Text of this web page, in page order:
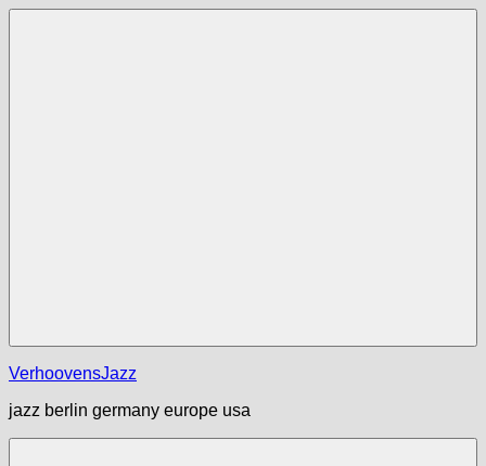
Zum
VerhoovensJazz
jazz berlin germany europe usa